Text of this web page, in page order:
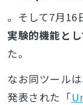
。そして7月16
実験的機能と
た。
なお同ツール
発表された「